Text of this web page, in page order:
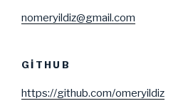
nomeryildiz@gmail.com
GITHUB
https://github.com/omeryildiz